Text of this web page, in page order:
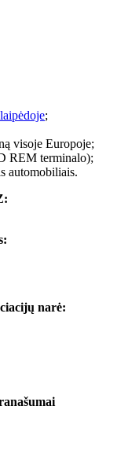
;
visoje Europoje;
REM terminalo);
automobiliais.
narė: